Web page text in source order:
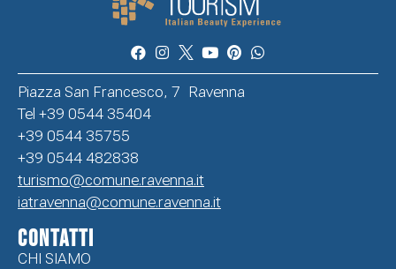
Piazza San Francesco, 7 Ravenna
Tel +39 0544 35404
+39 0544 35755
+39 0544 482838
turismo@comune.ravenna.it
iatravenna@comune.ravenna.it
CONTATTI
CHI SIAMO